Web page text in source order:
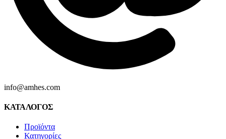
info@amhes.com
ΚΑΤΑΛΟΓΟΣ
Προϊόντα
Κατηγορίες